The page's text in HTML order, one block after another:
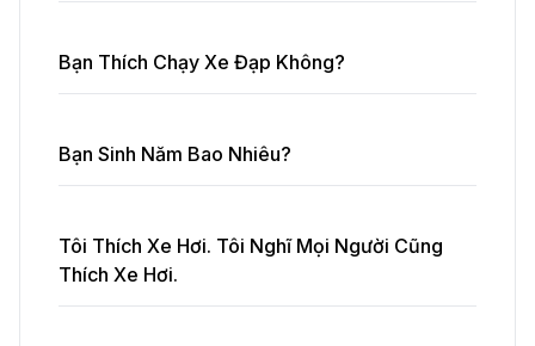
Bạn Thích Chạy Xe Đạp Không?
Bạn Sinh Năm Bao Nhiêu?
Tôi Thích Xe Hơi. Tôi Nghĩ Mọi Người Cũng
Thích Xe Hơi.